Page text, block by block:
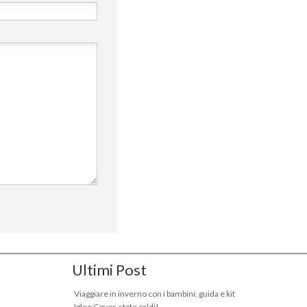
Ultimi Post
Viaggiare in inverno con i bambini: guida e kit